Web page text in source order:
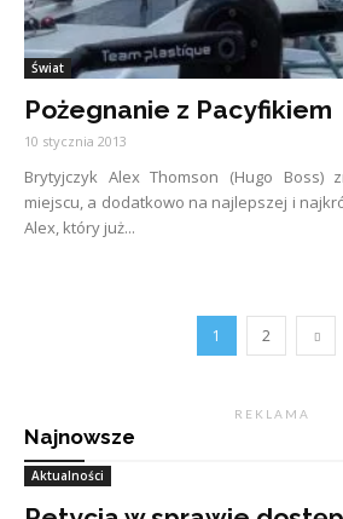
Świat
Pożegnanie z Pacyfikiem
10 stycznia 2013
Brytyjczyk Alex Thomson (Hugo
miejscu, a dodatkowo na najlepszej i
Alex, który już...
1 2
R E K L A M A
Najnowsze
Aktualności